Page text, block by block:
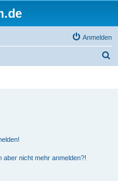
Anmelden
aber nicht mehr anmelden?!